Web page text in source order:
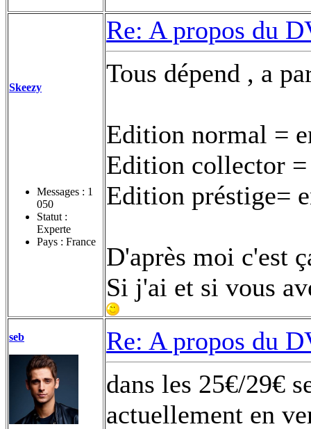
Skeezy
Messages : 1
050
Statut :
Experte
Pays : France
Re: A propos du
Tous dépend , a
Edition normal =
Edition collector =
Edition préstige=
D'après moi c'est
Si j'ai et si vous
seb
Re: A propos du
dans les 25€/29€
actuellement en